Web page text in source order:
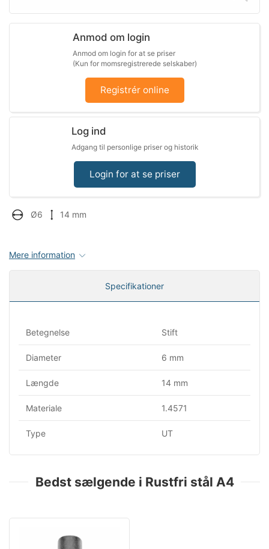
Anmod om login
Anmod om login for at se priser
(Kun for momsregistrerede selskaber)
Registrér online
Log ind
Adgang til personlige priser og historik
Login for at se priser
Ø6 14 mm
Mere information
Specifikationer
Betegnelse Stift
Diameter 6 mm
Længde 14 mm
Materiale 1.4571
Type UT
Bedst sælgende i Rustfri stål A4